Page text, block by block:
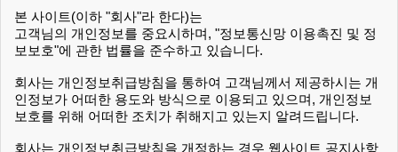
본 약관에 동의하여 서비스 이용계약을 완료시키는 행위
4. 회원 : 당 사이트에 회원가입에 필요한 개인정보를 제공하여
회원 등록을 한 자
5. 이용자번호(ID) : 회원 식별과 회원의 서비스 이용을 위하여
이용자가 선정하고 회사가 승인하는 영문자와 숫자의 조합(하
나의 주민등록번호에 하나의 ID만 발급 가능함)
6. 패스워드(PASSWORD) : 회원의 정보 보호를 위해 이용자 자
신이 설정한 영문자와 숫자, 특수문자의 조합
7. 이용해지 : 회사 또는 회원이 서비스 이용이후 그 이용계약을
본 사이트(이하 "회사"라 한다)는
고객님의 개인정보를 중요시하며, "정보통신망 이용촉진 및 정
보보호"에 관한 법률을 준수하고 있습니다.
회사는 개인정보취급방침을 통하여 고객님께서 제공하시는 개
인정보가 어떠한 용도와 방식으로 이용되고 있으며, 개인정보
보호를 위해 어떠한 조치가 취해지고 있는지 알려드립니다.
회사는 개인정보취급방침을 개정하는 경우 웹사이트 공지사항